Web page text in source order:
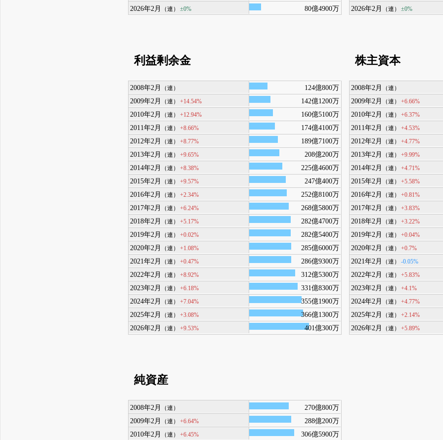
2026年2月
（連） ±0% 80億4900万
2026年2月
（連） ±0%
利益剰余金
2008年2月 （連）
124億800万
2009年2月
（連） +14.54%
142億1200万
2010年2月
（連） +12.94%
160億5100万
2011年2月
（連） +8.66%
174億4100万
2012年2月
（連） +8.77%
189億7100万
2013年2月
（連） +9.65%
208億200万
2014年2月
（連） +8.38%
225億4600万
2015年2月
（連） +9.57%
247億400万
2016年2月
（連） +2.34%
252億8100万
2017年2月
（連） +6.24%
268億5800万
2018年2月
（連） +5.17%
282億4700万
2019年2月
（連） +0.02%
282億5400万
2020年2月
（連） +1.08%
285億6000万
2021年2月
（連） +0.47%
286億9300万
2022年2月
（連） +8.92%
312億5300万
2023年2月
（連） +6.18%
331億8300万
2024年2月
（連） +7.04%
355億1900万
2025年2月
（連） +3.08%
366億1300万
2026年2月
（連） +9.53% 401億300万
株主資本
2008年2月 （連）
2009年2月
（連） +6.66%
2010年2月
（連） +6.37%
2011年2月
（連） +4.53%
2012年2月
（連） +4.77%
2013年2月
（連） +9.99%
2014年2月
（連） +4.71%
2015年2月
（連） +5.58%
2016年2月
（連） +0.81%
2017年2月
（連） +3.83%
2018年2月
（連） +3.22%
2019年2月
（連） +0.04%
2020年2月
（連） +0.7%
2021年2月
（連） -0.05%
2022年2月
（連） +5.83%
2023年2月
（連） +4.1%
2024年2月
（連） +4.77%
2025年2月
（連） +2.14%
2026年2月
（連） +5.89%
純資産
2008年2月 （連）
270億800万
2009年2月
（連） +6.64%
288億200万
2010年2月
（連） +6.45% 306億5900万